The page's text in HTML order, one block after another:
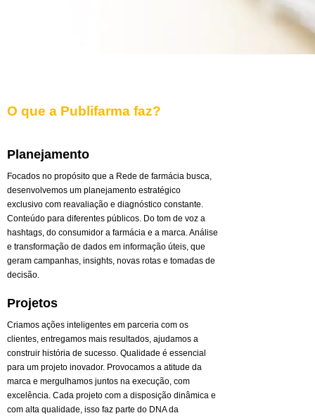
O que a Publifarma faz?
Planejamento
Focados no propósito que a Rede de farmácia busca,
desenvolvemos um planejamento estratégico
exclusivo com reavaliação e diagnóstico constante.
Conteúdo para diferentes públicos. Do tom de voz a
hashtags, do consumidor a farmácia e a marca. Análise
e transformação de dados em informação úteis, que
geram campanhas, insights, novas rotas e tomadas de
decisão.
Projetos
Criamos ações inteligentes em parceria com os
clientes, entregamos mais resultados, ajudamos a
construir história de sucesso. Qualidade é essencial
para um projeto inovador. Provocamos a atitude da
marca e mergulhamos juntos na execução, com
excelência. Cada projeto com a disposição dinâmica e
com alta qualidade, isso faz parte do DNA da